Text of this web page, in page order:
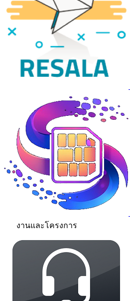
งานและโครงการ